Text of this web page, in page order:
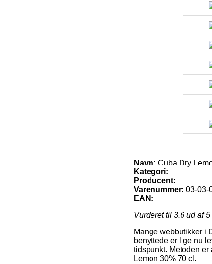
Navn: Cuba Dry
Kategori:
Producent:
Varenummer: 03-03-
EAN:
Vurderet til 3.6 ud af 5
Mange webbutikker i
benyttede er lige nu
tidspunkt. Metoden
Lemon 30% 70 cl.